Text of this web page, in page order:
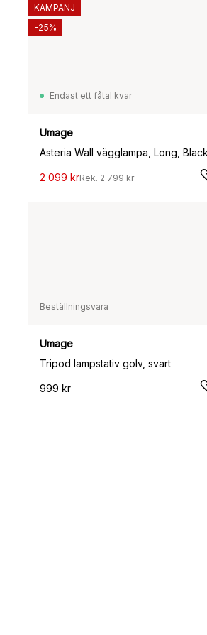
Endast ett fåtal kvar
Umage
2 099 krRek. 2 799 kr
KAMPANJ
-25%
Beställningsvara
Umage
Tripod lampstativ golv, svart
999 kr